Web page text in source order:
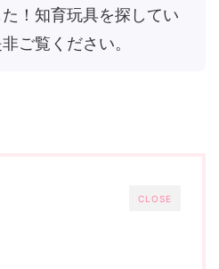
た！知育玩具を探してい
ご覧ください。
CLOSE